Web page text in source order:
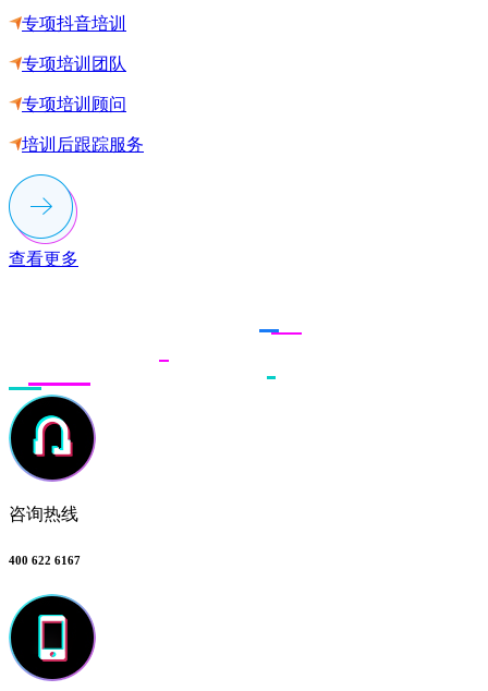
专项抖音培训
专项培训团队
专项培训顾问
培训后跟踪服务
查看更多
咨询热线
400 622 6167